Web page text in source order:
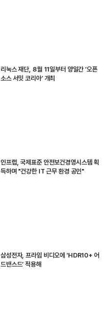
리눅스 재단, 8월 11일부터 양일간 ‘오픈
소스 서밋 코리아’ 개최
인프랩, 국제표준 안전보건경영시스템 획
득하며 "건강한 IT 근무 환경 공인"
삼성전자, 프라임 비디오에 ‘HDR10+ 어
드밴스드’ 적용해